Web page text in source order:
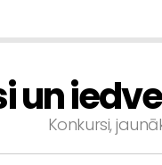
un
Konkursi,